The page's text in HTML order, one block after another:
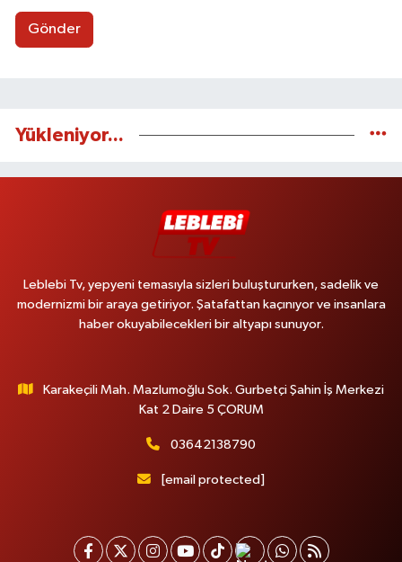
Gönder
Yükleniyor...
Leblebi Tv, yepyeni temasıyla sizleri buluştururken, sadelik ve
modernizmi bir araya getiriyor. Şatafattan kaçınıyor ve insanlara
haber okuyabilecekleri bir altyapı sunuyor.
Karakeçili Mah. Mazlumoğlu Sok. Gurbetçi Şahin İş Merkezi
Kat 2 Daire 5 ÇORUM
03642138790
[email protected]